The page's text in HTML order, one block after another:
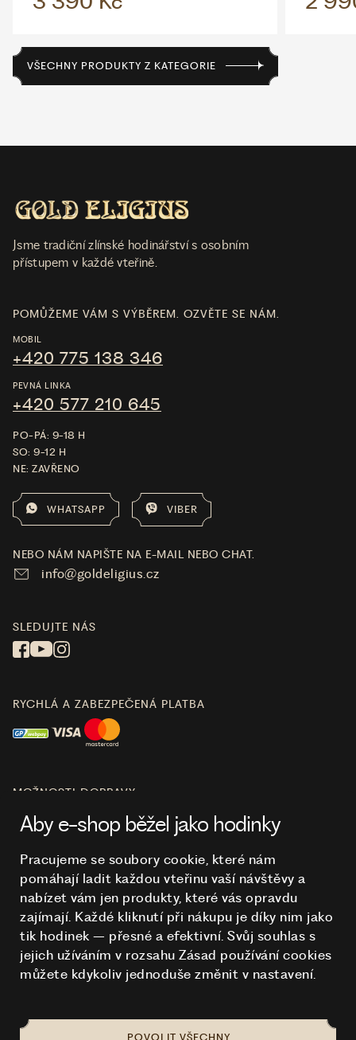
VŠECHNY PRODUKTY Z KATEGORIE
Jsme tradiční zlínské hodinářství s osobním
přístupem v každé vteřině.
O NÁKUPU
HODINKY
POMŮŽEME VÁM S VÝBĚREM. OZVĚTE SE NÁM.
MOBIL
+420 775 138 346
PEVNÁ LINKA
+420 577 210 645
PO-PÁ: 9-18 H
SO: 9-12 H
NE: ZAVŘENO
WHATSAPP VIBER
NEBO NÁM NAPIŠTE NA E-MAIL NEBO CHAT.
info@goldeligius.cz
SLEDUJTE NÁS
RYCHLÁ A ZABEZPEČENÁ PLATBA
MOŽNOSTI DOPRAVY
Aby e-shop běžel jako hodinky
Pracujeme se soubory cookie, které nám
pomáhají ladit každou vteřinu vaší návštěvy a
nabízet vám jen produkty, které vás opravdu
zajímají. Každé kliknutí při nákupu je díky nim jako
tik hodinek – přesné a efektivní. Svůj souhlas s
jejich užíváním v rozsahu Zásad používání cookies
můžete kdykoliv jednoduše změnit v nastavení.
POVOLIT VŠECHNY